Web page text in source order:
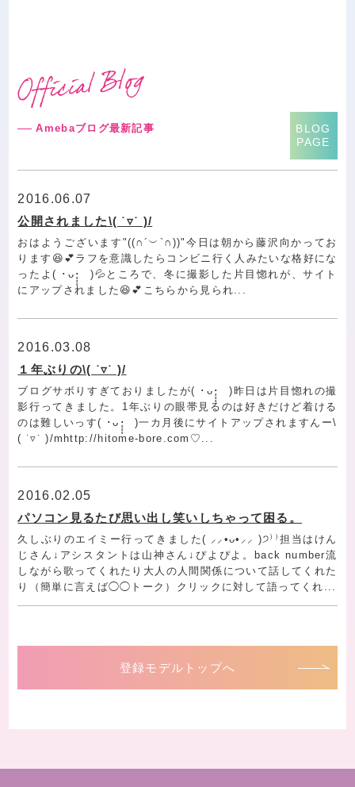
Amebaブログ最新記事
BLOG
PAGE
2016.06.07
公開されました\( ˙▿︎˙ )/
おはようございます"((∩︎´︶`∩︎))"今日は朝から藤沢向かってお
ります😆💕ラフを意識したらコンビニ行く人みたいな格好にな
ったよ( ･ᴗ･̥̥̥ )💦ところで、冬に撮影した片目惚れが、サイト
にアップされました😆💕こちらから見られ...
2016.03.08
１年ぶりの\( ˙▿︎˙ )/
ブログサボりすぎておりましたが( ･ᴗ･̥̥̥ )昨日は片目惚れの撮
影行ってきました。1年ぶりの眼帯見るのは好きだけど着ける
のは難しいっす( ･ᴗ･̥̥̥ )一カ月後にサイトアップされますんー\
( ˙▿︎˙ )/mhttp://hitome-bore.com♡...
2016.02.05
パソコン見るたび思い出し笑いしちゃって困る。
久しぶりのエイミー行ってきました( ⸝⸝•ᴗ•⸝⸝ )੭⁾⁾担当はけん
じさん↓アシスタントは山神さん↓ぴよぴよ。back number流
しながら歌ってくれたり大人の人間関係について話してくれた
り（簡単に言えば◯◯トーク）クリックに対して語ってくれ...
登録モデルトップへ